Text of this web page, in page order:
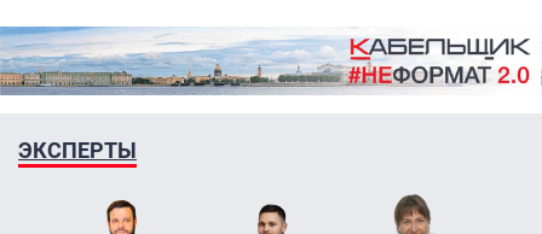
ЭКСПЕРТЫ